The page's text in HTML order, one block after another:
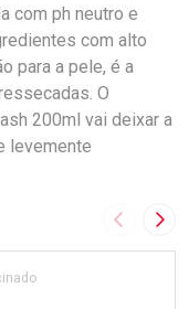
com ph neutro e
com alto
para a pele, é a
O
200ml vai deixar a
levemente
Imagem